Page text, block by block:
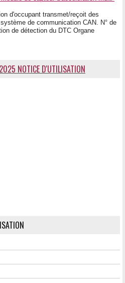
d'occupant transmet/reçoit des
de communication CAN. N° de
de détection du DTC Organe
NOTICE D'UTILISATION